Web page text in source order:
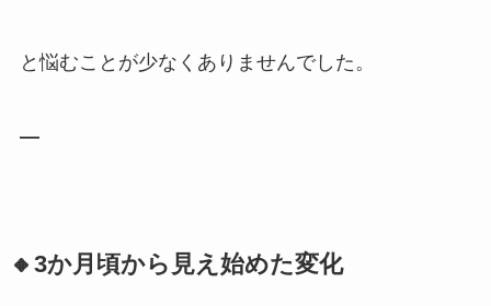
と悩むことが少なくありませんでした。
—
🔸3か月頃から見え始めた変化